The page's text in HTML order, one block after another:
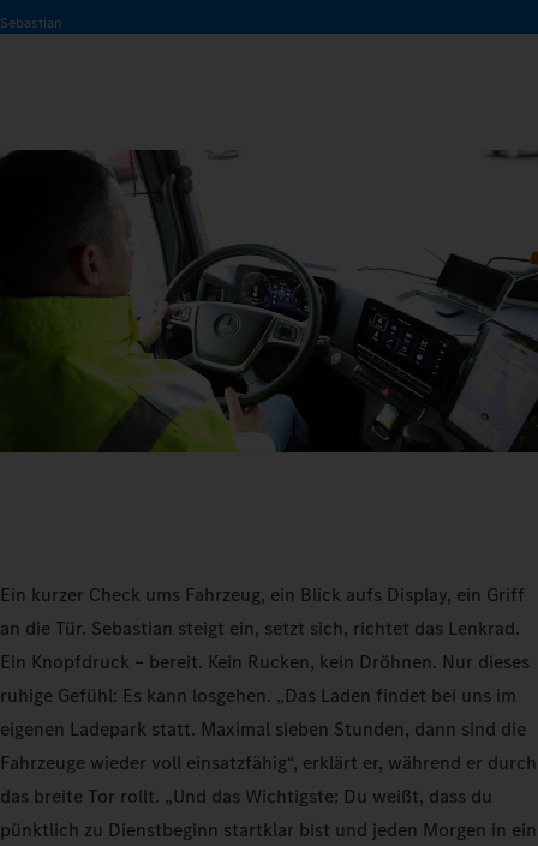
Sebastian
Ein kurzer Check ums Fahrzeug, ein Blick aufs Display, ein Griff
an die Tür. Sebastian steigt ein, setzt sich, richtet das Lenkrad.
Ein Knopfdruck – bereit. Kein Rucken, kein Dröhnen. Nur dieses
ruhige Gefühl: Es kann losgehen. „Das Laden findet bei uns im
eigenen Ladepark statt. Maximal sieben Stunden, dann sind die
Fahrzeuge wieder voll einsatzfähig“, erklärt er, während er durch
das breite Tor rollt. „Und das Wichtigste: Du weißt, dass du
pünktlich zu Dienstbeginn startklar bist und jeden Morgen in ein